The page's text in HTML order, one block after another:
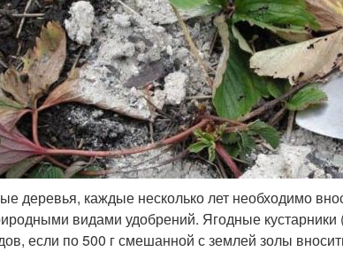
деревья, каждые несколько лет необходимо
видами удобрений. Ягодные
если по 500 г смешанной с землей золы